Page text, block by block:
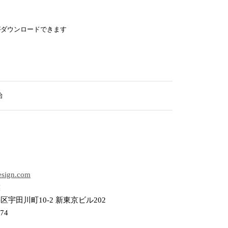
ウンロードできます
宇田川町10-2 新東京ビル202